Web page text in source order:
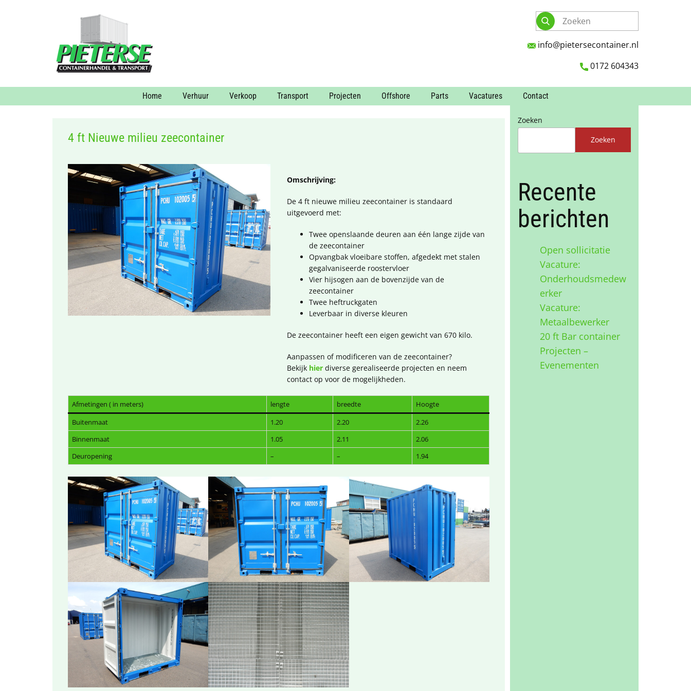
info@pietersecontainer.nl
0172 604343
Home Verhuur Verkoop Transport Projecten Offshore Parts Vacatures Contact
4 ft Nieuwe milieu zeecontainer
Omschrijving:
De 4 ft nieuwe milieu zeecontainer is standaard
uitgevoerd met:
Twee openslaande deuren aan één lange zijde van
de zeecontainer
Opvangbak vloeibare stoffen, afgedekt met stalen
gegalvaniseerde roostervloer
Vier hijsogen aan de bovenzijde van de
zeecontainer
Twee heftruckgaten
Leverbaar in diverse kleuren
De zeecontainer heeft een eigen gewicht van 670 kilo.
Aanpassen of modificeren van de zeecontainer?
Bekijk hier diverse gerealiseerde projecten en neem
contact op voor de mogelijkheden.
Afmetingen ( in meters) lengte breedte
Hoogte
Buitenmaat
1.20 2.20
2.26
Binnenmaat
1.05 2.11
2.06
Deuropening
– – 1.94
Zoeken
Zoeken
Recente
berichten
Open sollicitatie
Vacature:
Onderhoudsmedew
erker
Vacature:
Metaalbewerker
20 ft Bar container
Projecten –
Evenementen